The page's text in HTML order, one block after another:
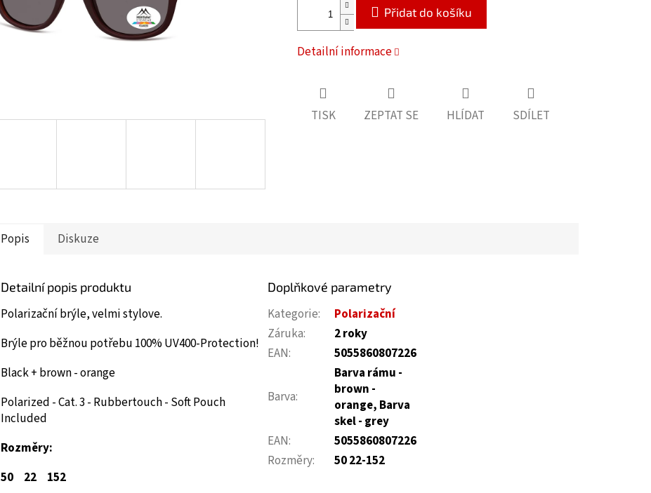
Přidat do košíku
Detailní informace
TISK ZEPTAT SE HLÍDAT SDÍLET
Popis Diskuze
Detailní popis produktu
Polarizační brýle, velmi stylove.
Brýle pro běžnou potřebu 100% UV400-Protection!
Black + brown - orange
Polarized - Cat. 3 - Rubbertouch - Soft Pouch
Included
Rozměry:
50
22 152
Doplňkové parametry
Kategorie:
Polarizační
Záruka:
2 roky
EAN: 5055860807226
Barva:
Barva rámu -
brown -
orange, Barva
skel - grey
EAN:
5055860807226
Rozměry: 50 22-152